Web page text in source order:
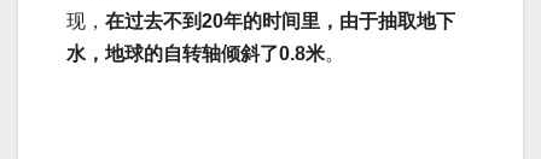
现， 在过去不到20年的时间里，由于抽取地下
水，地球的自转轴倾斜了0.8米。